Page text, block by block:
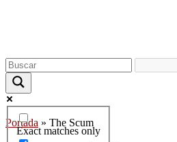
Exact matches only
Portada » The Scum